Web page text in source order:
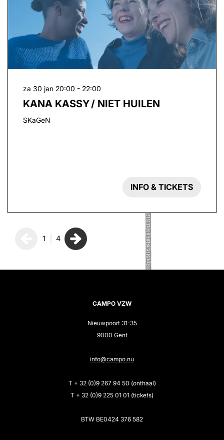
KANA KASSY / NIET HUILEN
SKaGeN
za 30 jan 20:00 - 22:00
INFO & TICKETS
1 4
CAMPO VZW
Nieuwpoort 31-35
9000 Gent
info@campo.nu
T + 32 (0)9 267 94 50 (onthaal)
T + 32 (0)9 225 01 01 (tickets)
BTW BE0424 376 582